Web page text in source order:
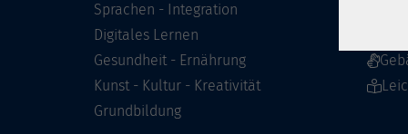
Sprachen - Integration
Digitales Lernen
Gesundheit - Ernährung
Kunst - Kultur - Kreativität
Grundbildung